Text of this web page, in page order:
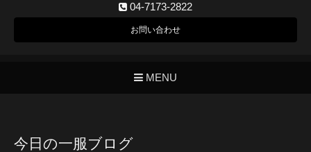
04-7173-2822
お問い合わせ
MENU
今日の一服ブログ